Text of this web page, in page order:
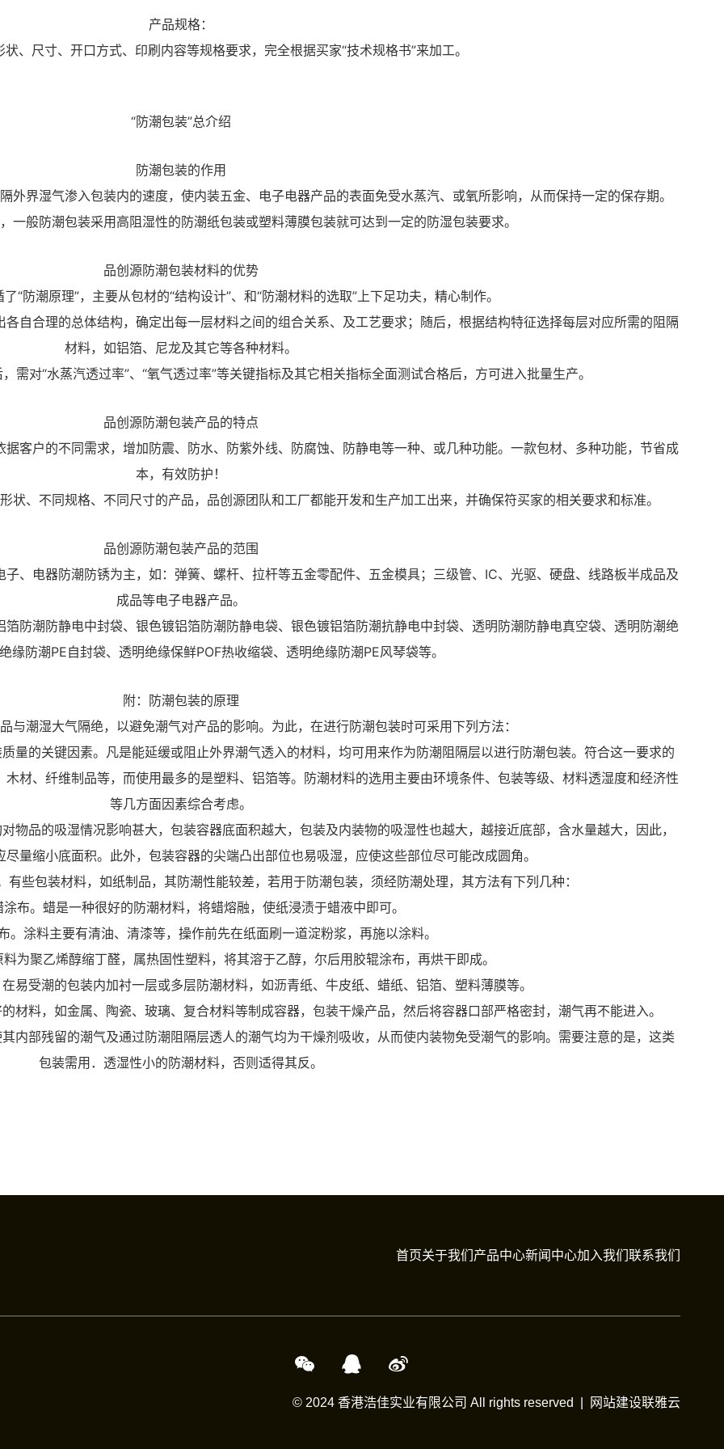
产品规格：
尺寸、开口方式、印刷内容等规格要求，完全根据买家“技术规格书”来加工。
“防潮包装”总介绍
防潮包装的作用
界湿气渗入包装内的速度，使内装五金、电子电器产品的表面免受水蒸汽、或氧所影响，从而保持一定的保存期。
一般防潮包装采用高阻湿性的防潮纸包装或塑料薄膜包装就可达到一定的防湿包装要求。
品创源防潮包装材料的优势
“防潮原理”，主要从包材的“结构设计”、和“防潮材料的选取”上下足功夫，精心制作。
自合理的总体结构，确定出每一层材料之间的组合关系、及工艺要求；随后，根据结构特征选择每层对应所需的阻隔
材料，如铝箔、尼龙及其它等各种材料。
需对“水蒸汽透过率”、“氧气透过率”等关键指标及其它相关指标全面测试合格后，方可进入批量生产。
品创源防潮包装产品的特点
客户的不同需求，增加防震、防水、防紫外线、防腐蚀、防静电等一种、或几种功能。一款包材、多种功能，节省成
本，有效防护！
状、不同规格、不同尺寸的产品，品创源团队和工厂都能开发和生产加工出来，并确保符买家的相关要求和标准。
品创源防潮包装产品的范围
、电器防潮防锈为主，如：弹簧、螺杆、拉杆等五金零配件、五金模具；三级管、IC、光驱、硬盘、线路板半成品及
成品等电子电器产品。
箔防潮防静电中封袋、 银色镀铝箔防潮防静电袋、 银色镀铝箔防潮抗静电中封袋、 透明防潮防静电真空袋、 透明防潮绝
缘防潮PE自封袋、透明绝缘保鲜POF热收缩袋、透明绝缘防潮PE风琴袋等。
附：防潮包装的原理
与潮湿大气隔绝，以避免潮气对产品的影响。为此，在进行防潮包装时可采用下列方法：
关键因素。凡是能延缓或阻止外界潮气透入的材料，均可用来作为防潮阻隔层以进行防潮包装。符合这一要求的
材、纤维制品等，而使用最多的是塑料、铝箔等。防潮材料的选用主要由环境条件、包装等级、材料透湿度和经济性
等几方面因素综合考虑。
的吸湿情况影响甚大，包装容器底面积越大，包装及内装物的吸湿性也越大，越接近底部，含水量越大，因此，
量缩小底面积。此外，包装容器的尖端凸出部位也易吸湿，应使这些部位尽可能改成圆角。
装材料，如纸制品，其防潮性能较差，若用于防潮包装，须经防潮处理，其方法有下列几种：
。蜡是一种很好的防潮材料，将蜡熔融，使纸浸渍于蜡液中即可。
料主要有清油、清漆等，操作前先在纸面刷一道淀粉浆，再施以涂料。
聚乙烯醇缩丁醛，属热固性塑料，将其溶于乙醇，尔后用胶辊涂布，再烘干即成。
潮的包装内加衬一层或多层防潮材料，如沥青纸、牛皮纸、蜡纸、铝箔、塑料薄膜等。
，如金属、陶瓷、玻璃、复合材料等制成容器，包装干燥产品，然后将容器口部严格密封，潮气再不能进入。
残留的潮气及通过防潮阻隔层透人的潮气均为干燥剂吸收，从而使内装物免受潮气的影响。需要注意的是，这类
包装需用．透湿性小的防潮材料，否则适得其反。
首页关于我们 产品中心新闻中心加入我们联系我们
© 2024 香港浩佳实业有限公司 All rights reserved | 网站建设联雅云